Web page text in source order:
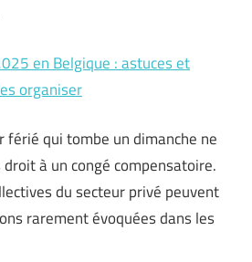
en Belgique : astuces et
organiser
férié qui tombe un dimanche ne
à un congé compensatoire.
du secteur privé peuvent
rarement évoquées dans les